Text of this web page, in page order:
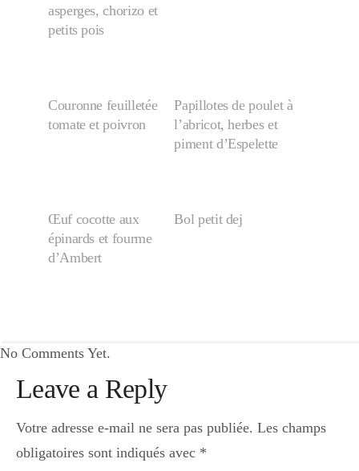
asperges, chorizo et
petits pois
Couronne feuilletée
tomate et poivron
Papillotes de poulet à
l’abricot, herbes et
piment d’Espelette
Œuf cocotte aux
épinards et fourme
d’Ambert
Bol petit dej
No Comments Yet.
Leave a Reply
Votre adresse e-mail ne sera pas publiée. Les champs
obligatoires sont indiqués avec *